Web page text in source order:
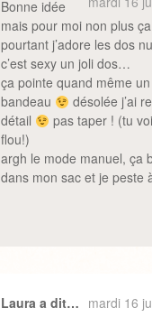
Bonne idée
mais pour moi non plus
pourtant j’adore les dos
c’est sexy un joli dos…
ça pointe quand même
bandeau
désolée j’ai
détail
pas taper ! (tu
flou!)
argh le mode manuel, ça
dans mon sac et je peste
Laura a dit… mardi 16